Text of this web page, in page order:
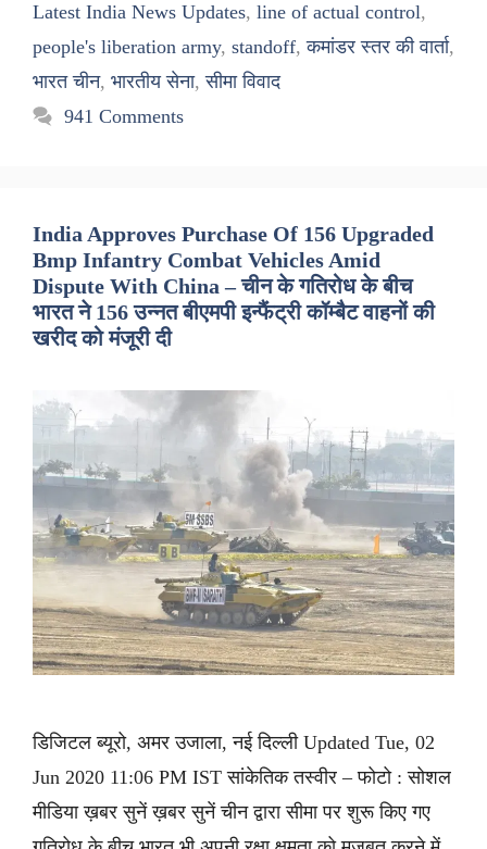
Latest India News Updates, line of actual control,
people's liberation army, standoff,कमांडर स्तर की वार्ता,
भारत चीन, भारतीय सेना,सीमा विवाद
941 Comments
India Approves Purchase Of 156 Upgraded
Bmp Infantry Combat Vehicles Amid
Dispute With China – चीन के गतिरोध के बीच
भारत ने 156 उन्नत बीएमपी इन्फैंट्री कॉम्बैट वाहनों की
खरीद को मंजूरी दी
डिजिटल ब्यूरो, अमर उजाला, नई दिल्ली Updated Tue, 02
Jun 2020 11:06 PM IST सांकेतिक तस्वीर – फोटो : सोशल
मीडिया ख़बर सुनें ख़बर सुनें चीन द्वारा सीमा पर शुरू किए गए